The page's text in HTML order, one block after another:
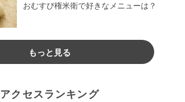
おむすび権米衛で好きなメニューは？
もっと見る
アクセスランキング